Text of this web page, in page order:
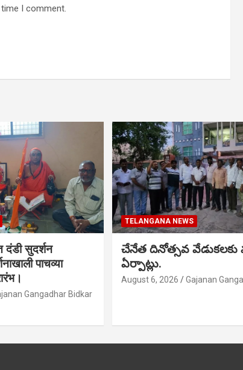
I comment.
दंडी सुदर्शन
पाचव्या
Gangadhar Bidkar
TELANGANA NEWS
చేనేత దినోత్సవ వేడుకలకు
ఏర్పాట్లు.
August 6, 2026 Gajanan